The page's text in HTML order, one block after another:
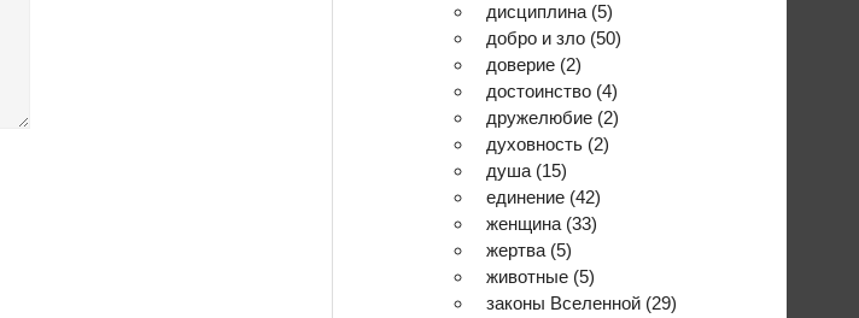
дисциплина (5)
добро и зло (50)
доверие (2)
достоинство (4)
дружелюбие (2)
духовность (2)
душа (15)
единение (42)
женщина (33)
жертва (5)
животные (5)
законы Вселенной (29)